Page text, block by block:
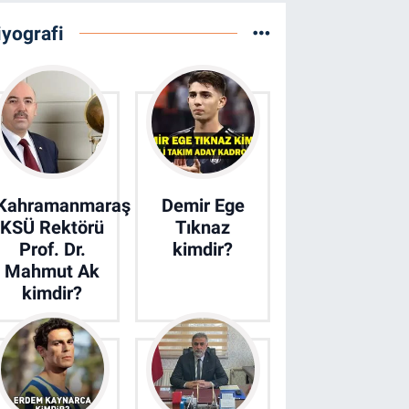
KSÜ Rektörü
Prof. Dr.
Mahmut Ak
kimdir?
Demir Ege
Tıknaz
kimdir?